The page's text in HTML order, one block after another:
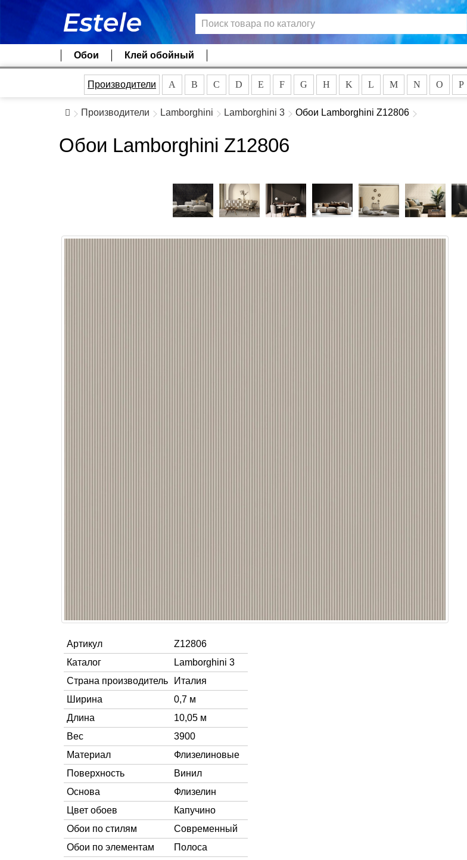
Обои Клей обойный
Производители A B C D E F G H K L M N O P
Производители Lamborghini Lamborghini 3 Обои Lamborghini Z12806
Обои Lamborghini Z12806
Артикул
Z12806
Каталог
Lamborghini 3
Страна производитель
Италия
Ширина
0,7 м
Длина
10,05 м
Вес
3900
Материал
Флизелиновые
Поверхность
Винил
Основа
Флизелин
Цвет обоев
Капучино
Обои по стилям
Современный
Обои по элементам
Полоса